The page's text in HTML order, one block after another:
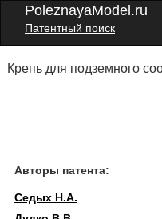
PoleznayaModel.ru
Патентный поиск
Крепь для подземного
Авторы патента:
Седых Н.А.